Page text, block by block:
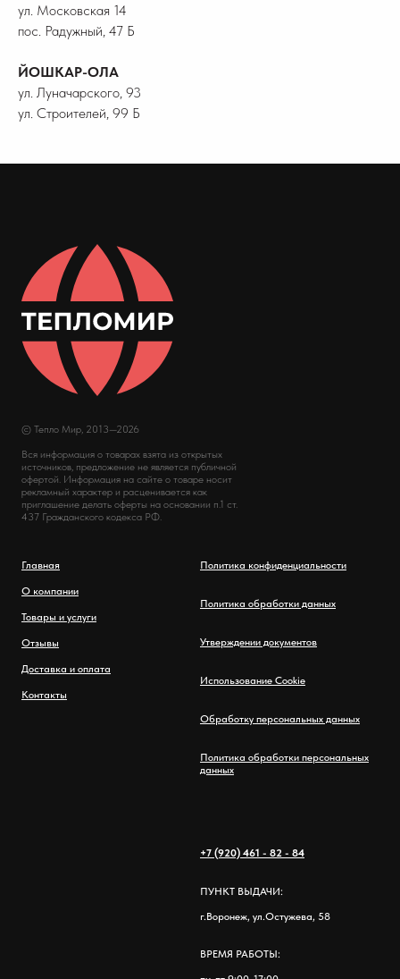
ул. Московская 14
пос. Радужный, 47 Б
ЙОШКАР-ОЛА
ул. Луначарского, 93
ул. Строителей, 99 Б
© Тепло Мир, 2013—2026
Вся информация о товарах взята из открытых
источников, предложение не является публичной
офертой. Информация на сайте о товаре носит
рекламный характер и расценивается как
приглашение делать оферты на основании п.1 ст.
437 Гражданского кодекса РФ.
Главная
О компании
Товары и услуги
Отзывы
Доставка и оплата
Контакты
Политика конфиденциальности
Политика обработки данных
Утверждении документов
Использование Cookie
Обработку персональных данных
Политика обработки персональных
данных
+7 (920) 461 - 82 - 84
ПУНКТ ВЫДАЧИ:
г.Воронеж, ул.Остужева, 58
ВРЕМЯ РАБОТЫ: